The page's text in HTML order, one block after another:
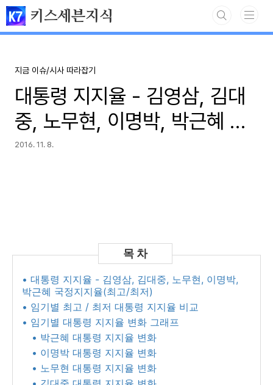
본문 바로가기
키스세븐지식
지금 이슈/시사 따라잡기
대통령 지지율 - 김영삼, 김대
중, 노무현, 이명박, 박근혜 국
정지지율(최고/최저)
2016. 11. 8.
• 대통령 지지율 - 김영삼, 김대중, 노무현, 이명박,
박근혜 국정지지율(최고/최저)
• 임기별 최고 / 최저 대통령 지지율 비교
• 임기별 대통령 지지율 변화 그래프
• 박근혜 대통령 지지율 변화
• 이명박 대통령 지지율 변화
• 노무현 대통령 지지율 변화